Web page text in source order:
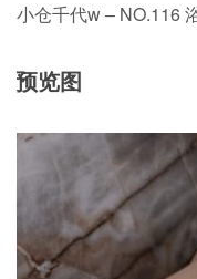
小仓千代w – NO.116
预览图